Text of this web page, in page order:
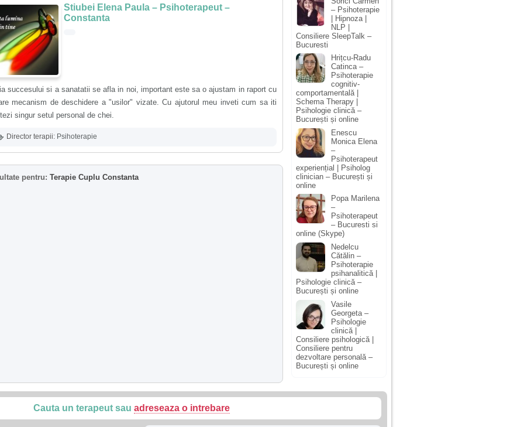
Stiubei Elena Paula – Psihoterapeut –
Constanta
succesului si a sanatatii se afla in noi, important este sa o ajustam in raport cu
mecanism de deschidere a "usilor" vizate. Cu ajutorul meu inveti cum sa iti
singur setul personal de chei.
Director terapii: Psihoterapie
pentru: Terapie Cuplu Constanta
– Psihoterapie
| Hipnoza |
NLP |
Consiliere SleepTalk –
Bucuresti
Hrițcu-Radu
Catinca –
Psihoterapie
cognitiv-
comportamentală |
Schema Therapy |
Psihologie clinică –
București și online
Enescu
Monica Elena
–
Psihoterapeut
experiențial | Psiholog
clinician – București și
online
Popa Marilena
–
Psihoterapeut
– Bucuresti si
online (Skype)
Nedelcu
Cătălin –
Psihoterapie
psihanalitică |
Psihologie clinică –
București și online
Vasile
Georgeta –
Psihologie
clinică |
Consiliere psihologică |
Consiliere pentru
dezvoltare personală –
București și online
Cauta un terapeut sau adreseaza o intrebare